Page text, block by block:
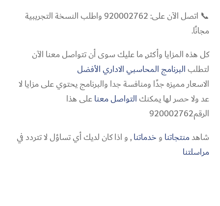
📞 اتصل الآن على: 920002762 واطلب النسخة التجريبية
مجانًا.
كل هذه المزايا وأكثر, ما عليك سوى أن تتواصل معنا الآن
لتطلبالبرنامج المحاسبي الاداري الأفضل
الاسعار مميزه جدًا ومنافسة جدا والبرنامج يحتوي على مزايا لا
عد ولا حصر لها يمكنكالتواصل معناعلى هذا
الرقم920002762
شاهدمنتجاتنا و خدماتنا, و اذا كان لديك أي تساؤل لا تتردد في
مراسلتنا